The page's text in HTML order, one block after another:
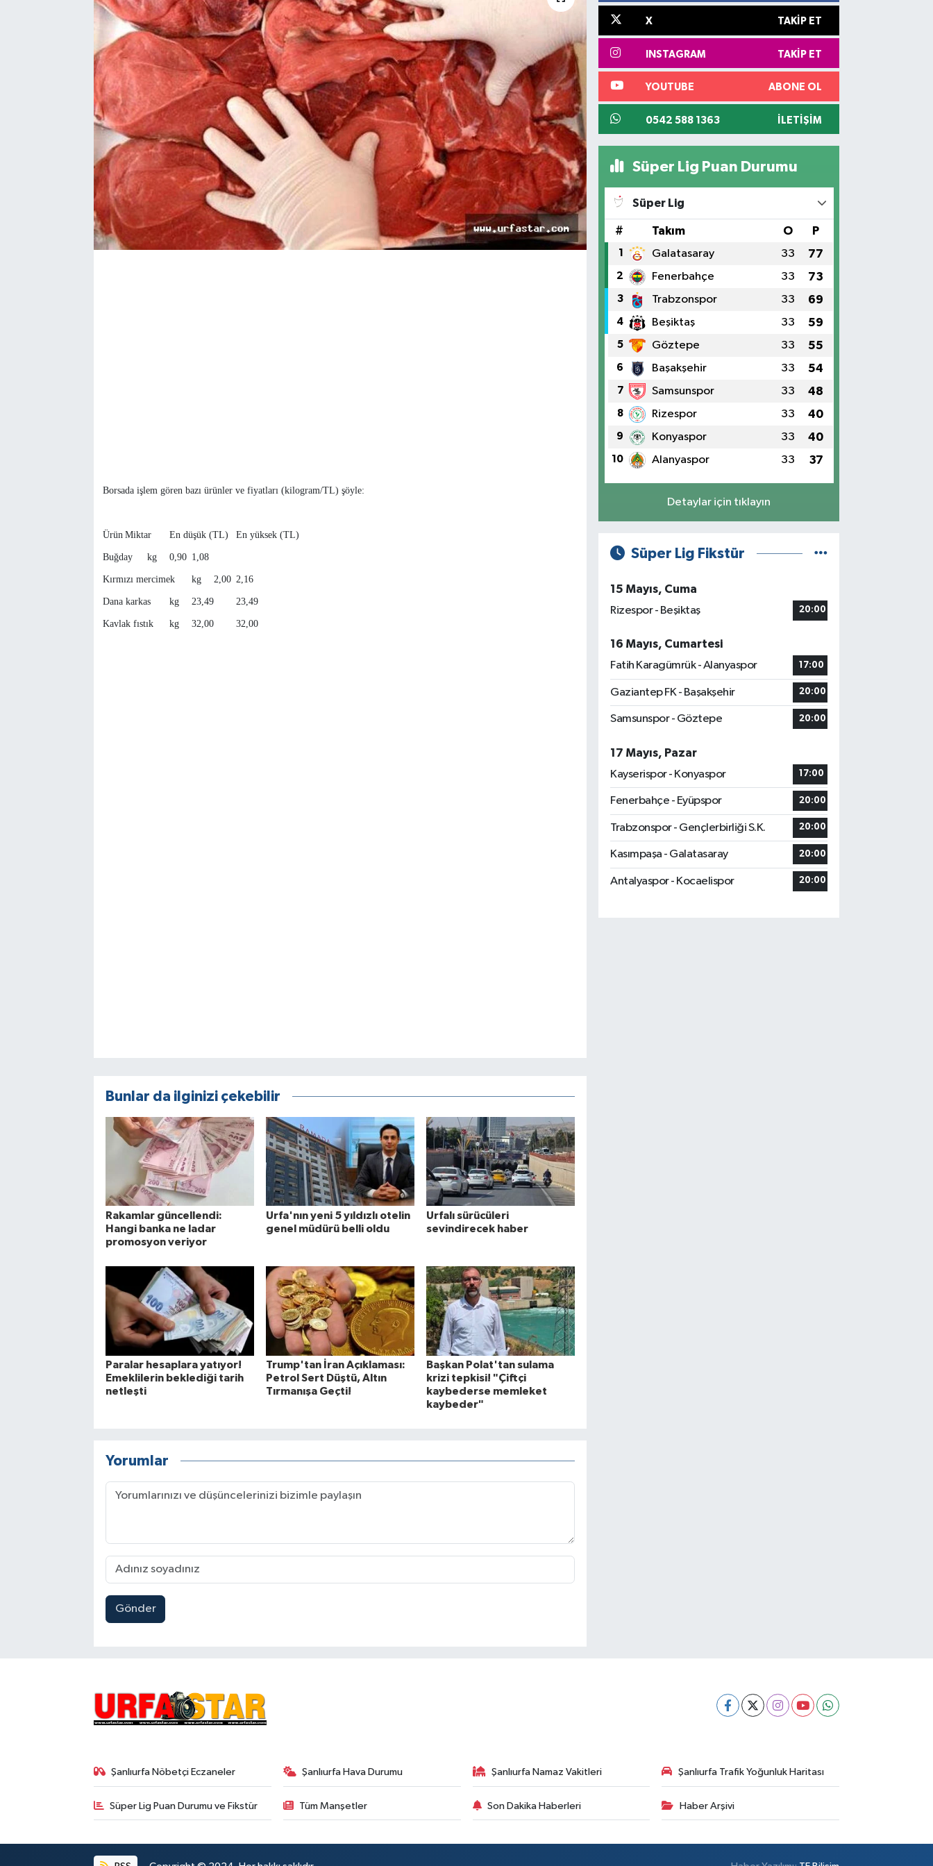
Borsada işlem gören bazı ürünler ve fiyatları (kilogram/TL) şöyle:
Ürün Miktar En düşük (TL) En yüksek (TL)
Buğday kg 0,90 1,08
Kırmızı mercimek kg 2,00 2,16
Dana karkas kg 23,49 23,49
Kavlak fıstık kg 32,00 32,00
Bunlar da ilginizi çekebilir
Rakamlar güncellendi:
Hangi banka ne ladar
promosyon veriyor
Urfa'nın yeni 5 yıldızlı otelin
genel müdürü belli oldu
Urfalı sürücüleri
sevindirecek haber
Paralar hesaplara yatıyor!
Emeklilerin beklediği tarih
netleşti
Trump'tan İran Açıklaması:
Petrol Sert Düştü, Altın
Tırmanışa Geçti!
Başkan Polat'tan sulama
krizi tepkisi! "Çiftçi
kaybederse memleket
kaybeder"
Yorumlar
Gönder
X TAKIP ET
INSTAGRAM TAKIP ET
YOUTUBE ABONE OL
0542 588 1363 İLETIŞIM
Süper Lig Puan Durumu
Süper Lig
# Takım O P
1 Galatasaray 33 77
2 Fenerbahçe 33 73
3 Trabzonspor 33 69
4 Beşiktaş 33 59
5 Göztepe 33 55
6 Başakşehir 33 54
7 Samsunspor 33 48
8 Rizespor 33 40
9 Konyaspor 33 40
10 Alanyaspor 33 37
Detaylar için tıklayın
Süper Lig Fikstür
15 Mayıs, Cuma
Rizespor - Beşiktaş
20:00
16 Mayıs, Cumartesi
Fatih Karagümrük - Alanyaspor
17:00
Gaziantep FK - Başakşehir 20:00
Samsunspor - Göztepe 20:00
17 Mayıs, Pazar
Kayserispor - Konyaspor
17:00
Fenerbahçe - Eyüpspor 20:00
Trabzonspor - Gençlerbirliği S.K. 20:00
Kasımpaşa - Galatasaray 20:00
Antalyaspor - Kocaelispor 20:00
Şanlıurfa Nöbetçi Eczaneler Şanlıurfa Hava Durumu Şanlıurfa Namaz Vakitleri Şanlıurfa Trafik Yoğunluk Haritası
Süper Lig Puan Durumu ve Fikstür Tüm Manşetler Son Dakika Haberleri Haber Arşivi